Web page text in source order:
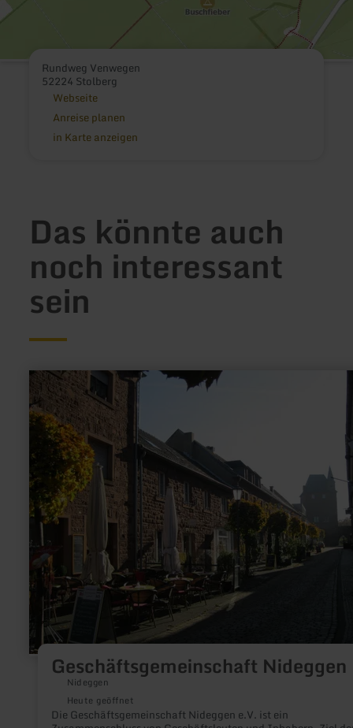
Rundweg Venwegen
52224 Stolberg
Webseite
Anreise planen
in Karte anzeigen
Das könnte auch
noch interessant
sein
Geschäftsgemeinschaft Nideggen
Nideggen
Heute geöffnet
Die Geschäftsgemeinschaft Nideggen e.V. ist ein
mehr
erfahren
Geschäftsgemeinschaft
Nideggen